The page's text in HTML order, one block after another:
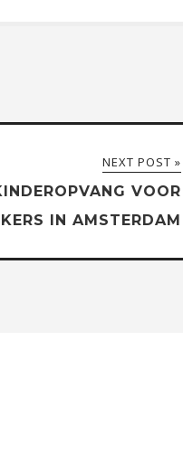
NEXT POST »
VOOR
IN AMSTERDAM